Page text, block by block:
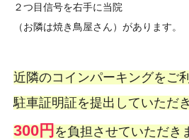
２つ目信号を右手に当院
（お隣は焼き鳥屋さん）があります。
近隣のコインパーキングをご
駐車証明証を提出していただ
300円を負担させていただき